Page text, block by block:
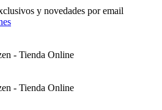
y novedades por email